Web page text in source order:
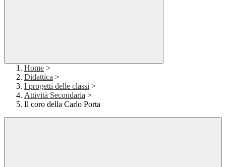
Home >
Didattica >
I progetti delle classi >
Attività Secondaria >
Il coro della Carlo Porta